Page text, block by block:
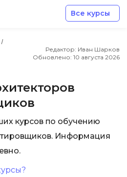
Все курсы
Редактор: Иван Шарков
Обновлено: 10 августа 2026
курсов по обучению
Информация